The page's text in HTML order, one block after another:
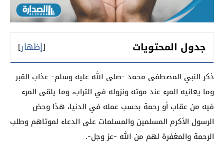
جدول المحتويات [إظهار]
ذكر النبي المصطفى محمد -صلى الله عليه وسلم- عذاب القبر
وما يعانيه المرء عند موته ونزوله في التراب، وما يلقى المرء
فيه من عقاب أو رحمة بحسب عمله في الدنيا، هذا وحض
الرسول الأكرم المسلمين والمسلمات على الدعاء لموتاهم وطلب
الرحمة والمغفرة لهم من الله -عز وجل-.